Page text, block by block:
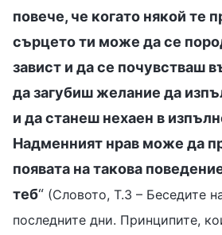
повече, че когато някой те
сърцето ти може да се
завист и да се почувстваш
да загубиш желание да
и да станеш нехаен в
Надменният нрав може да
появата на такова
теб“ (Словото, Т.3 – Беседите
последните дни. Принципите,